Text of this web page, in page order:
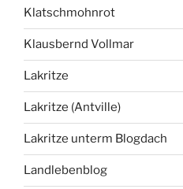
Klatschmohnrot
Klausbernd Vollmar
Lakritze
Lakritze (Antville)
Lakritze unterm Blogdach
Landlebenblog